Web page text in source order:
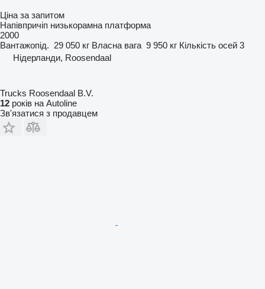
Ціна за запитом
Напівпричіп низькорамна платформа
2000
Вантажопід. 29 050 кг Власна вага 9 950 кг Кількість осей 3
Нідерланди, Roosendaal
Trucks Roosendaal B.V.
12 років на Autoline
Зв'язатися з продавцем